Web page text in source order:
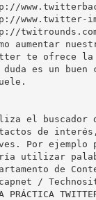
www.twitter-
aumentar
te ofrece la
es un buen
el buscador
de
Por ejemplo
utilizar
de
/
PRÁCTICA